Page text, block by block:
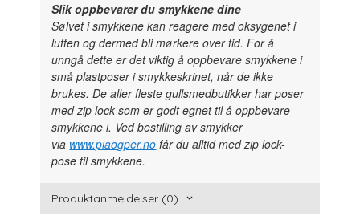
Slik oppbevarer du smykkene dine
Sølvet i smykkene kan reagere med oksygenet i
luften og dermed bli mørkere over tid. For å
unngå dette er det viktig å oppbevare smykkene i
små plastposer i smykkeskrinet, når de ikke
brukes. De aller fleste gullsmedbutikker har poser
med zip lock som er godt egnet til å oppbevare
smykkene i. Ved bestilling av smykker
via www.piaogper.no får du alltid med zip lock-
pose til smykkene.
Produktanmeldelser (0)